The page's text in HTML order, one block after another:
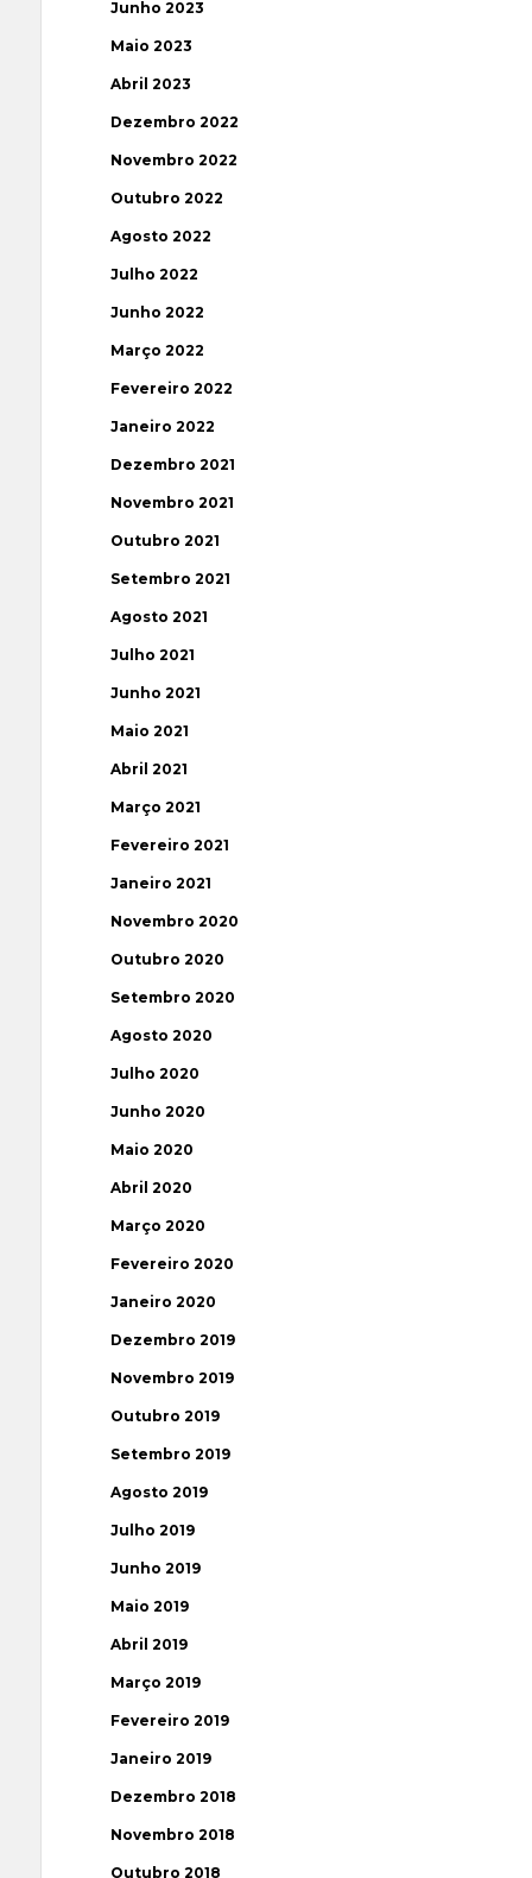
Junho 2023
Maio 2023
Abril 2023
Dezembro 2022
Novembro 2022
Outubro 2022
Agosto 2022
Julho 2022
Junho 2022
Março 2022
Fevereiro 2022
Janeiro 2022
Dezembro 2021
Novembro 2021
Outubro 2021
Setembro 2021
Agosto 2021
Julho 2021
Junho 2021
Maio 2021
Abril 2021
Março 2021
Fevereiro 2021
Janeiro 2021
Novembro 2020
Outubro 2020
Setembro 2020
Agosto 2020
Julho 2020
Junho 2020
Maio 2020
Abril 2020
Março 2020
Fevereiro 2020
Janeiro 2020
Dezembro 2019
Novembro 2019
Outubro 2019
Setembro 2019
Agosto 2019
Julho 2019
Junho 2019
Maio 2019
Abril 2019
Março 2019
Fevereiro 2019
Janeiro 2019
Dezembro 2018
Novembro 2018
Outubro 2018